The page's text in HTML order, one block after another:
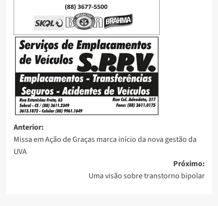
Anterior:
Missa em Ação de Graças marca início da nova gestão da
UVA
Próximo:
Uma visão sobre transtorno bipolar